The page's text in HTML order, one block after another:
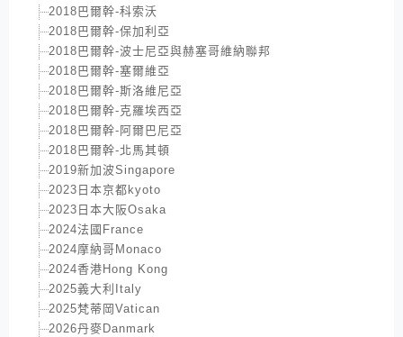
2018巴爾幹-科索沃
2018巴爾幹-保加利亞
2018巴爾幹-波士尼亞與赫塞哥維納聯邦
2018巴爾幹-塞爾維亞
2018巴爾幹-斯洛維尼亞
2018巴爾幹-克羅埃西亞
2018巴爾幹-阿爾巴尼亞
2018巴爾幹-北馬其頓
2019新加波Singapore
2023日本京都kyoto
2023日本大阪Osaka
2024法國France
2024摩納哥Monaco
2024香港Hong Kong
2025義大利Italy
2025梵蒂岡Vatican
2026丹麥Danmark